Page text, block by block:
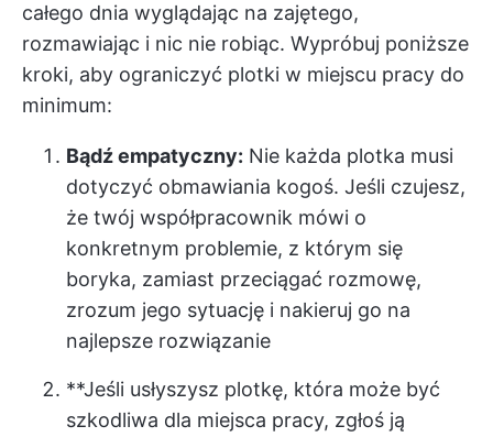
całego dnia wyglądając na zajętego,
rozmawiając i nic nie robiąc. Wypróbuj poniższe
kroki, aby ograniczyć plotki w miejscu pracy do
minimum:
Bądź empatyczny: Nie każda plotka musi
dotyczyć obmawiania kogoś. Jeśli czujesz,
że twój współpracownik mówi o
konkretnym problemie, z którym się
boryka, zamiast przeciągać rozmowę,
zrozum jego sytuację i nakieruj go na
najlepsze rozwiązanie
**Jeśli usłyszysz plotkę, która może być
szkodliwa dla miejsca pracy, zgłoś ją